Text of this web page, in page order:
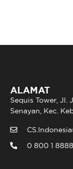
ALAMAT
Sequis Tower, Jl.
Senayan, Kec.
0 800 1